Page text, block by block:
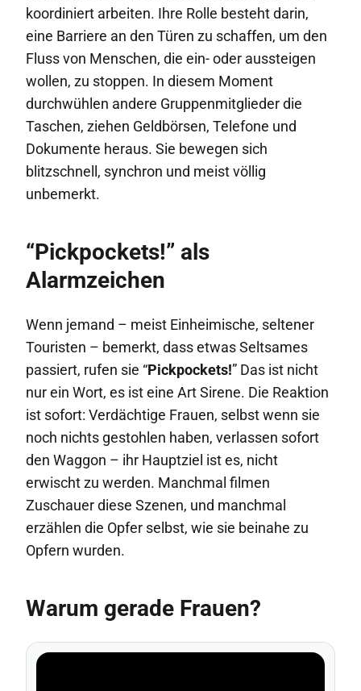
koordiniert arbeiten. Ihre Rolle besteht darin,
eine Barriere an den Türen zu schaffen, um den
Fluss von Menschen, die ein- oder aussteigen
wollen, zu stoppen. In diesem Moment
durchwühlen andere Gruppenmitglieder die
Taschen, ziehen Geldbörsen, Telefone und
Dokumente heraus. Sie bewegen sich
blitzschnell, synchron und meist völlig
unbemerkt.
“Pickpockets!” als
Alarmzeichen
Wenn jemand – meist Einheimische, seltener
Touristen – bemerkt, dass etwas Seltsames
passiert, rufen sie “Pickpockets!” Das ist nicht
nur ein Wort, es ist eine Art Sirene. Die Reaktion
ist sofort: Verdächtige Frauen, selbst wenn sie
noch nichts gestohlen haben, verlassen sofort
den Waggon – ihr Hauptziel ist es, nicht
erwischt zu werden. Manchmal filmen
Zuschauer diese Szenen, und manchmal
erzählen die Opfer selbst, wie sie beinahe zu
Opfern wurden.
Warum gerade Frauen?